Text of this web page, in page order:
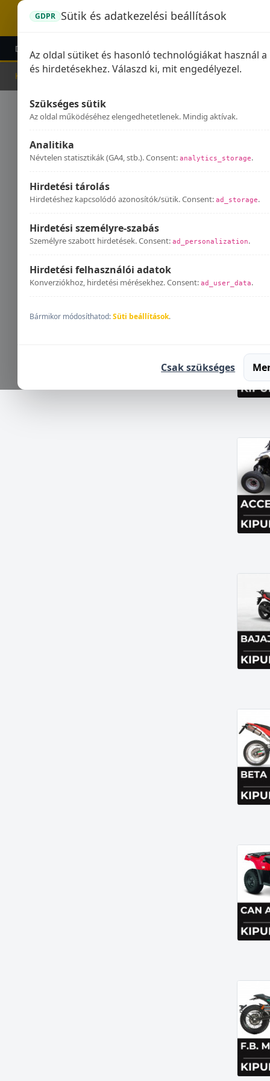
GDPR Sütik és adatkezelési beállítások
Az oldal sütiket és hasonló technológiákat használ
és hirdetésekhez. Válaszd ki, mit engedélyezel.
Szükséges sütik
Az oldal működéséhez elengedhetetlenek. Mindig aktívak.
Analitika
Névtelen statisztikák (GA4, stb.). Consent: analytics_storage.
Hirdetési tárolás
Hirdetéshez kapcsolódó azonosítók/sütik. Consent: ad_storage.
Hirdetési személyre-szabás
Személyre szabott hirdetések. Consent: ad_personalization.
Hirdetési felhasználói adatok
Konverziókhoz, hirdetési mérésekhez. Consent: ad_user_data.
Bármikor módosíthatod:Süti beállítások.
Csak szükséges
DOMINATOR KIPUFOGÓK GPR KIPUFOGÓK
Kezdőlap